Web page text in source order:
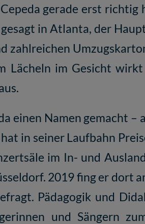
gerade erst
in Atlanta, der
zahlreichen
im Gesicht
einen Namen gemacht
in seiner Laufbahn
im In- und
2019 fing er dort
Pädagogik und
und Sängern